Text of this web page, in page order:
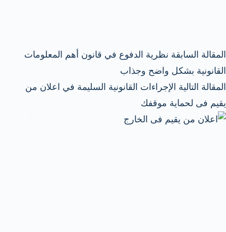
المقالة السابقة نظرية الدفوع في قانون أهم المعلومات
القانونية بشكل واضح وجذاب
المقالة التالية الإجراءات القانونية السليمة في اعلان من
يقيم فى لحماية موقفك